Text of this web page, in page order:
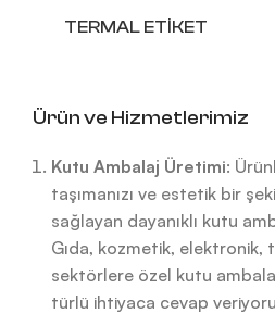
TERMAL ETIKET
Ürün ve Hizmetlerimiz
Kutu Ambalaj Üretimi:
taşımanızı ve estetik bir
sağlayan dayanıklı kutu
Gıda, kozmetik, elektronik,
sektörlere özel kutu
türlü ihtiyaca cevap